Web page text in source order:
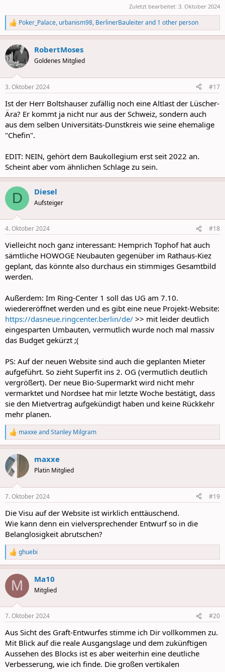
Zuletzt bearbeitet: 3. Oktober 2024
R
e
a
c
t
i
s
Poker_Palace, urbanism98, BerlinerBauleiterand 1 other person
RobertMoses
Goldenes Mitglied
3. Oktober 2024 #17
Ist der Herr Boltshauser zufällig noch eine Altlast der Lüscher-
Ära? Er kommt ja nicht nur aus der Schweiz, sondern auch
aus dem selben Universitäts-Dunstkreis wie seine ehemalige
"Chefin".
EDIT: NEIN, gehört dem Baukollegium erst seit 2022 an.
Scheint aber vom ähnlichen Schlage zu sein.
D Diesel
Aufsteiger
4. Oktober 2024 #18
Vielleicht noch ganz interessant: Hemprich Tophof hat auch
sämtliche HOWOGE Neubauten gegenüber im Rathaus-Kiez
geplant, das könnte also durchaus ein stimmiges Gesamtbild
werden.
Außerdem: Im Ring-Center 1 soll das UG am 7.10.
wiedereröffnet werden und es gibt eine neue Projekt-Website:
https://dasneue.ringcenter.berlin/de/ >> mit leider deutlich
eingesparten Umbauten, vermutlich wurde noch mal massiv
das Budget gekürzt ;(
PS: Auf der neuen Website sind auch die geplanten Mieter
aufgeführt. So zieht Superfit ins 2. OG (vermutlich deutlich
vergrößert). Der neue Bio-Supermarkt wird nicht mehr
vermarktet und Nordsee hat mir letzte Woche bestätigt, dass
sie den Mietvertrag aufgekündigt haben und keine Rückkehr
mehr planen.
R
e
a
c
t
i
s
maxxeandStanley Milgram
maxxe
Platin Mitglied
7. Oktober 2024 #19
Die Visu auf der Website ist wirklich enttäuschend.
Wie kann denn ein vielversprechender Entwurf so in die
Belanglosigkeit abrutschen?
R
e
a
c
i
s
ghuebi
M Ma10
Mitglied
7. Oktober 2024 #20
Aus Sicht des Graft-Entwurfes stimme ich Dir vollkommen zu.
Mit Blick auf die reale Ausgangslage und dem zukünftigen
Aussehen des Blocks ist es aber weiterhin eine deutliche
Verbesserung, wie ich finde. Die großen vertikalen